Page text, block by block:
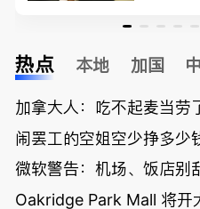
热点 本地 加国
加拿大人：吃不起麦当劳
闹罢工的空姐空少挣多少
微软警告：机场、饭店别
Oakridge Park Mall 将开